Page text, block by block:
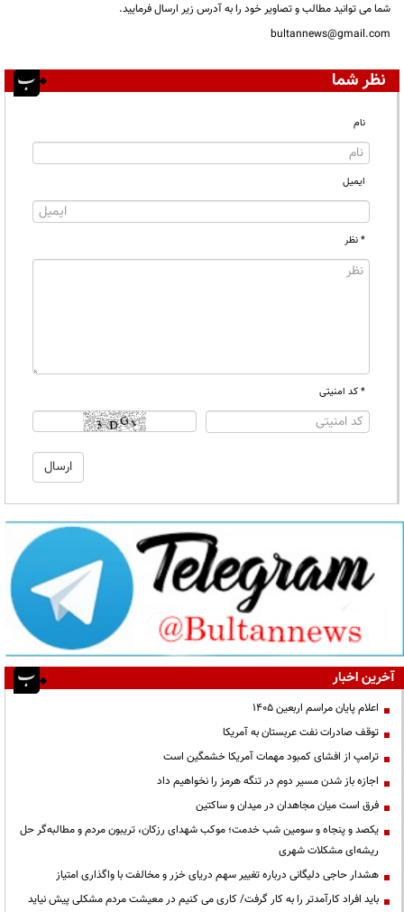
شما می توانید مطالب و تصاویر خود را به آدرس زیر ارسال فرمایید.
bultannews@gmail.com
نظر شما
نام
ایمیل
* نظر
* کد امنیتی
آخرین اخبار
اعلام پایان مراسم اربعین ۱۴۰۵
توقف صادرات نفت عربستان به آمریکا
ترامپ از افشای کمبود مهمات آمریکا خشمگین است
اجازه باز شدن مسیر دوم در تنگه هرمز را نخواهیم داد
فرق است میان مجاهدان در میدان و ساکتین
یکصد و پنجاه و سومین شب خدمت؛ موکب شهدای رزکان، تریبون مردم و مطالبه‌گر حل
ریشه‌ای مشکلات شهری
هشدار حاجی دلیگانی درباره تغییر سهم دریای خزر و مخالفت با واگذاری امتیاز
باید افراد کارآمدتر را به کار گرفت/ کاری می کنیم در معیشت مردم مشکلی پیش نیاید